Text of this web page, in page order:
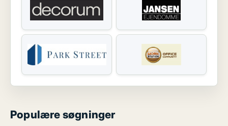
Populære søgninger